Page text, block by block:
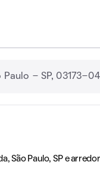
São Paulo, SP e